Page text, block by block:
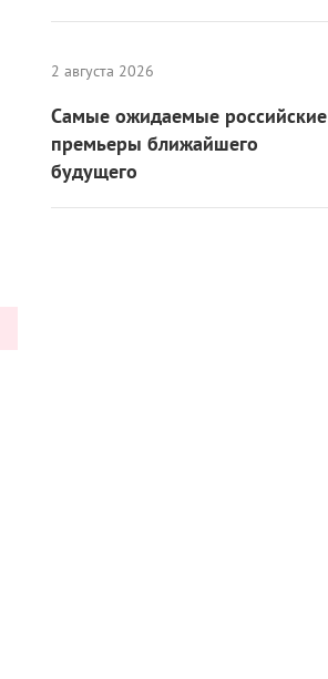
2 августа 2026
Самые ожидаемые российские
премьеры ближайшего
будущего